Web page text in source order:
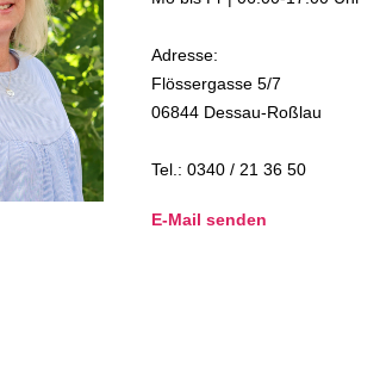
Adresse:
Flössergasse 5/7
06844 Dessau-Roßlau
Tel.: 0340 / 21 36 50
E-Mail senden